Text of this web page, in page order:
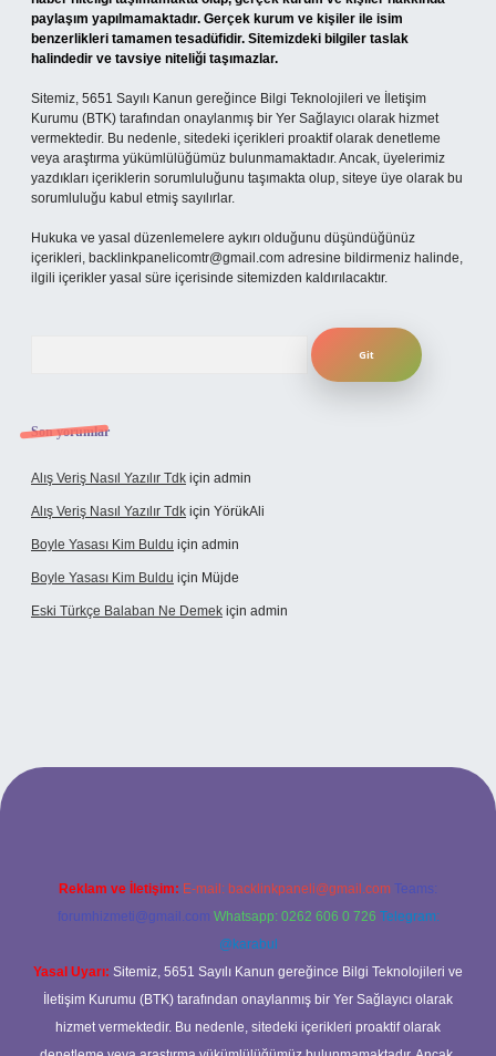
paylaşım yapılmamaktadır. Gerçek kurum ve kişiler ile isim
benzerlikleri tamamen tesadüfidir. Sitemizdeki bilgiler taslak
halindedir ve tavsiye niteliği taşımazlar.
Sitemiz, 5651 Sayılı Kanun gereğince Bilgi Teknolojileri ve İletişim
Kurumu (BTK) tarafından onaylanmış bir Yer Sağlayıcı olarak hizmet
vermektedir. Bu nedenle, sitedeki içerikleri proaktif olarak denetleme
veya araştırma yükümlülüğümüz bulunmamaktadır. Ancak, üyelerimiz
yazdıkları içeriklerin sorumluluğunu taşımakta olup, siteye üye olarak bu
sorumluluğu kabul etmiş sayılırlar.
Hukuka ve yasal düzenlemelere aykırı olduğunu düşündüğünüz
içerikleri, backlinkpanelicomtr@gmail.com adresine bildirmeniz halinde,
ilgili içerikler yasal süre içerisinde sitemizden kaldırılacaktır.
Son yorumlar
Alış Veriş Nasıl Yazılır Tdk için admin
Alış Veriş Nasıl Yazılır Tdk için YörükAli
Boyle Yasası Kim Buldu için admin
Boyle Yasası Kim Buldu için Müjde
Eski Türkçe Balaban Ne Demek için admin
casino
Reklam ve İletişim: E-mail: backlinkpaneli@gmail.com Teams:
forumhizmeti@gmail.com Whatsapp: 0262 606 0 726 Telegram:
@karabul
Yasal Uyarı: Sitemiz, 5651 Sayılı Kanun gereğince Bilgi Teknolojileri ve
İletişim Kurumu (BTK) tarafından onaylanmış bir Yer Sağlayıcı olarak
hizmet vermektedir. Bu nedenle, sitedeki içerikleri proaktif olarak